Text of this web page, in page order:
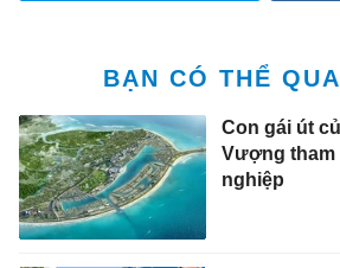
BẠN CÓ THỂ
Con gái út
Vượng tham
nghiệp